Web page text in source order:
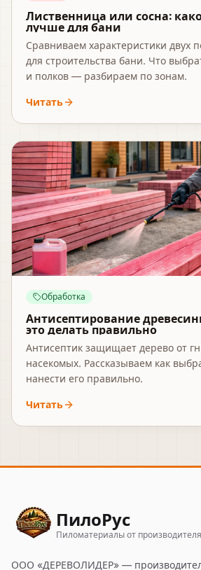
Лиственница или сосна:
лучше для бани
Сравниваем характеристики двух
для строительства бани. Что
и полков — разбираем по зонам.
Читать
Обработка
Антисептирование
это делать правильно
Антисептик защищает дерево от
насекомых. Рассказываем как
нанести его правильно.
Читать
ПилоРус
Пиломатериалы от производителя
ООО «ДЕРЕВОЛИДЕР» —